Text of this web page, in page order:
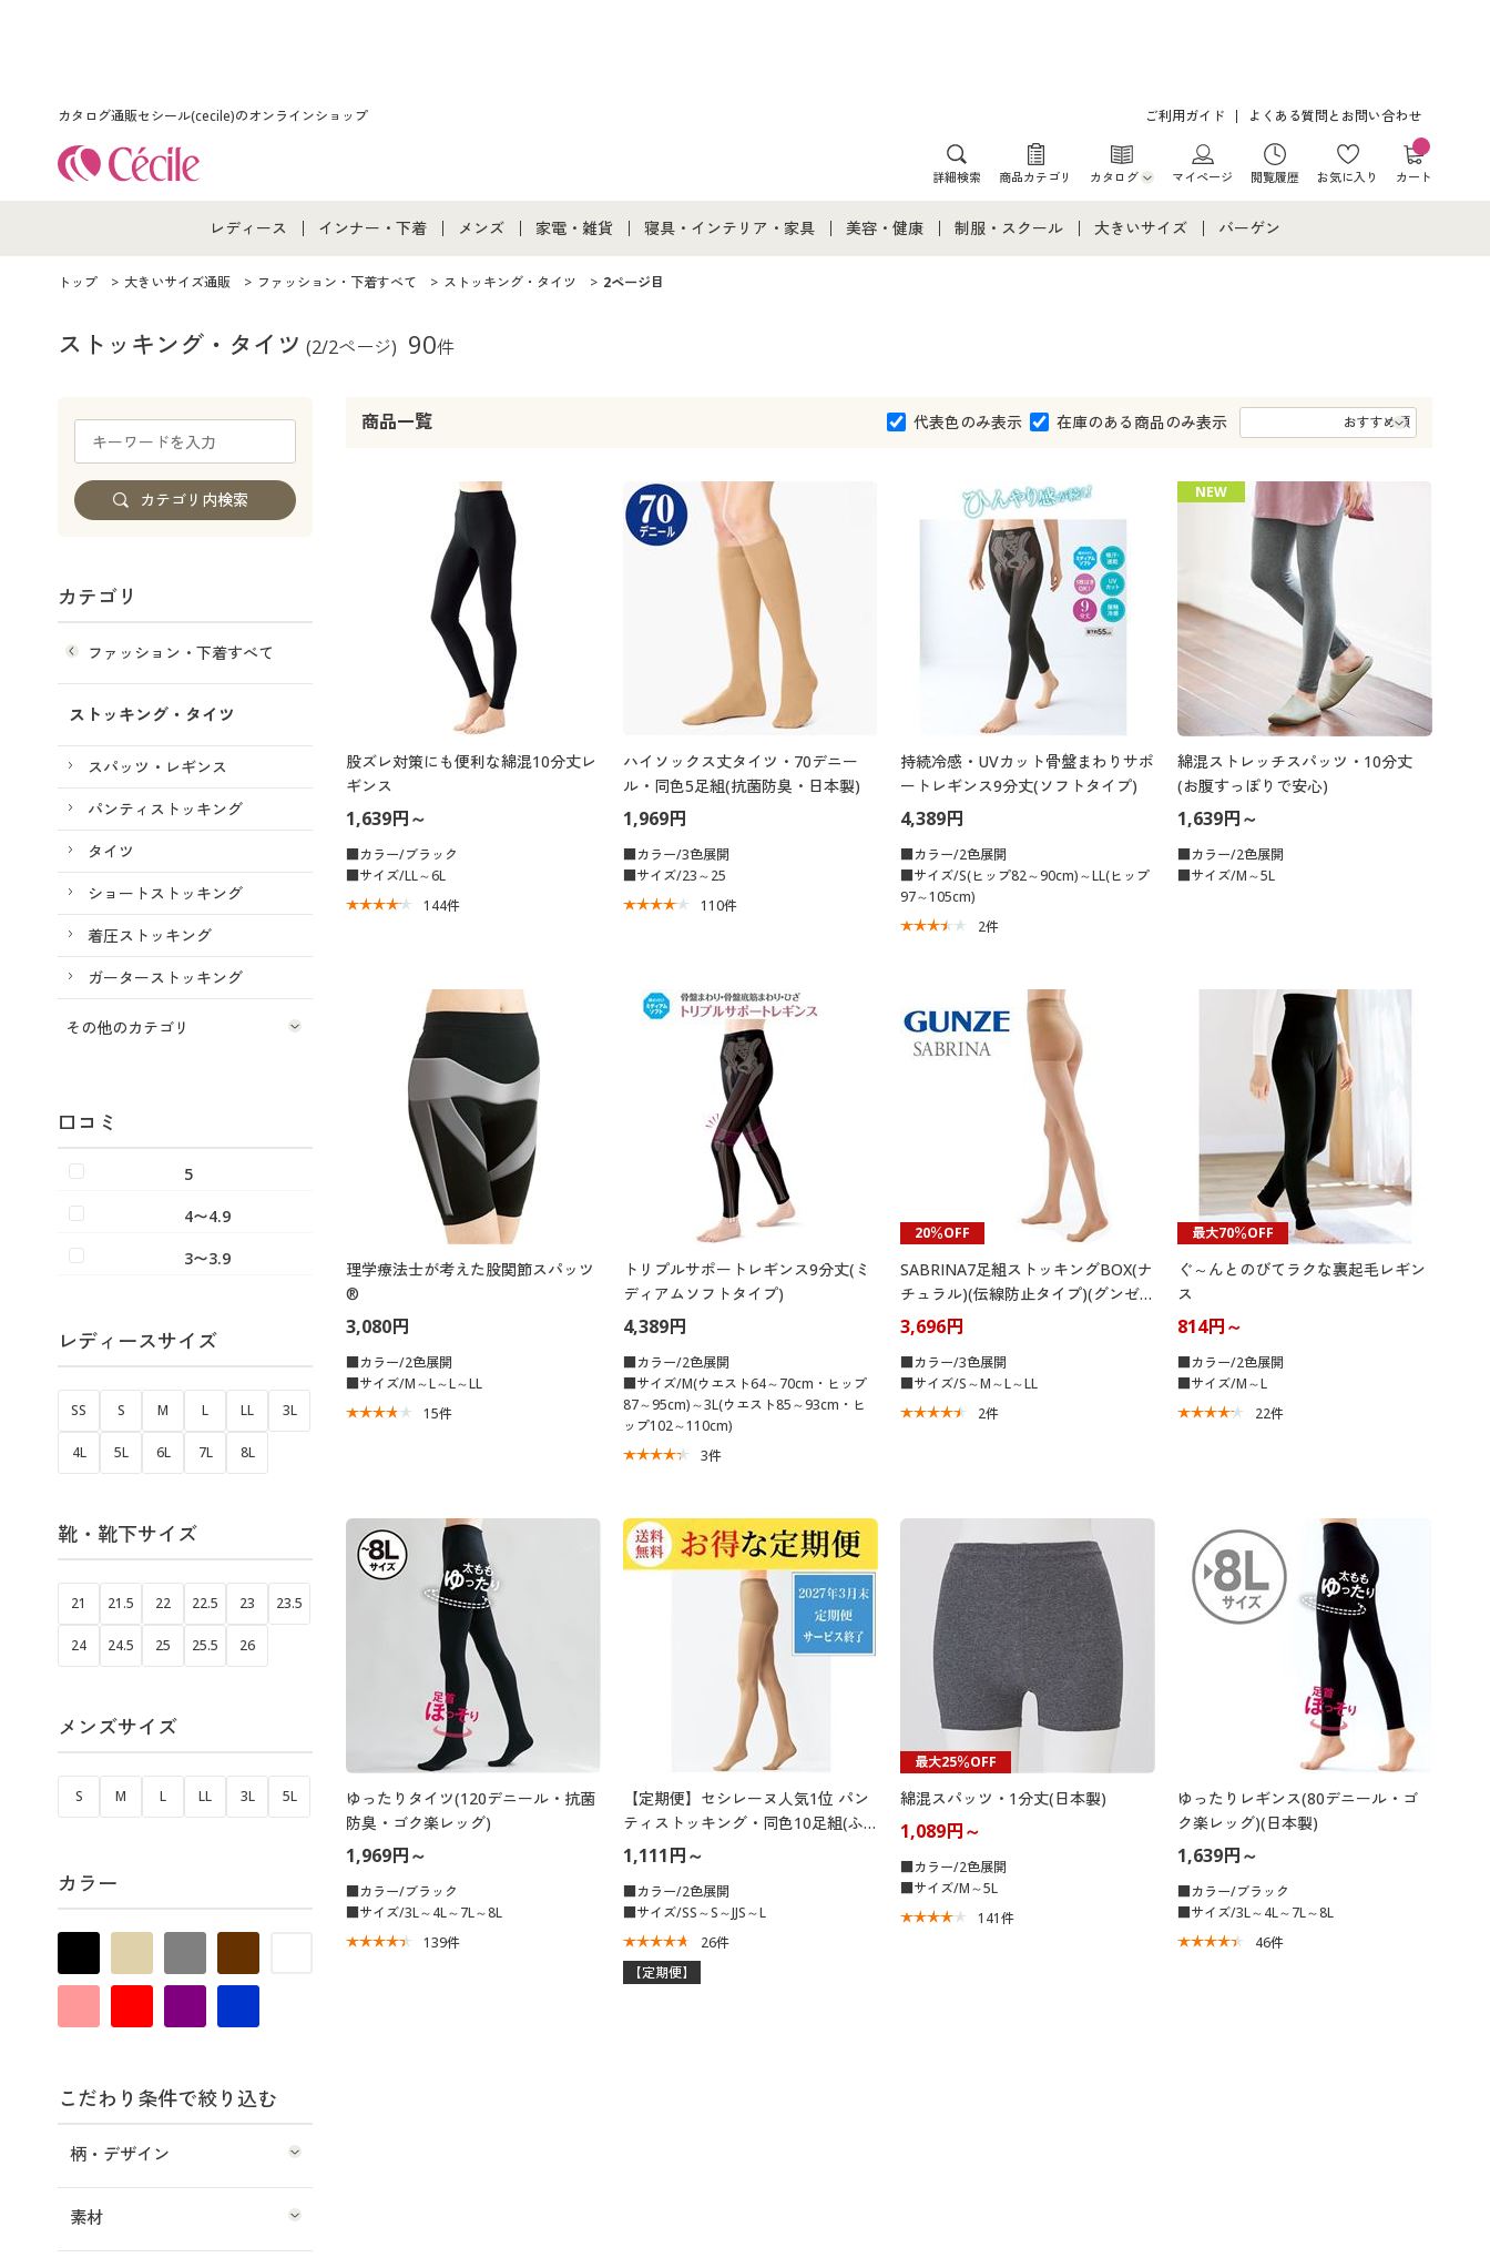
カタログ通販セシール(cecile)のオンラインショップ ご利用ガイド よくある質問とお問い合わせ
詳細検索 商品カテゴリ カタログ
カタログ・チラシからのご注文
マイページ 閲覧履歴 お気に入り カート
レディース
レディース通販すべて
レディースファッション
インナー・下着
インナー・下着通販すべて
メンズ
メンズ通販すべて
家電・雑貨
家電・雑貨すべて
寝具・インテリア・家具
寝具・インテリア・家具通販すべて
美容・健康 制服・スクール 大きいサイズ
大きいサイズ 事務・制服
バーゲン
トップ 大きいサイズ通販 ファッション・下着すべて ストッキング・タイツ 2ページ目
ストッキング・タイツ (2/2ページ) 90件
商品一覧 代表色のみ表示 在庫のある商品のみ表示
股ズレ対策にも便利な綿混10分丈レ
ギンス
1,639円～
■カラー/ブラック
■サイズ/LL～6L
144件
ハイソックス丈タイツ・70デニー
ル・同色5足組(抗菌防臭・日本製)
1,969円
■カラー/3色展開
■サイズ/23～25
110件
持続冷感・UVカット骨盤まわりサポ
ートレギンス9分丈(ソフトタイプ)
4,389円
■カラー/2色展開
■サイズ/S(ヒップ82～90cm)～LL(ヒップ
97～105cm)
2件
NEW
綿混ストレッチスパッツ・10分丈
(お腹すっぽりで安心)
1,639円～
■カラー/2色展開
■サイズ/M～5L
理学療法士が考えた股関節スパッツ
®
3,080円
■カラー/2色展開
■サイズ/M～L～L～LL
15件
トリプルサポートレギンス9分丈(ミ
ディアムソフトタイプ)
4,389円
■カラー/2色展開
■サイズ/M(ウエスト64～70cm・ヒップ
87～95cm)～3L(ウエスト85～93cm・ヒ
ップ102～110cm)
3件
20％OFF
SABRINA7足組ストッキングBOX(ナ
チュラル)(伝線防止タイプ)(グンゼ)
(サブリナ)
3,696円
■カラー/3色展開
■サイズ/S～M～L～LL
2件
最大70％OFF
ぐ～んとのびてラクな裏起毛レギン
ス
814円～
■カラー/2色展開
■サイズ/M～L
22件
ゆったりタイツ(120デニール・抗菌
防臭・ゴク楽レッグ)
1,969円～
■カラー/ブラック
■サイズ/3L～4L～7L～8L
139件
【定期便】セシレーヌ人気1位 パン
ティストッキング・同色10足組(ふ
んわり・ノーサポート・日本製)
1,111円～
■カラー/2色展開
■サイズ/SS～S～JJS～L
26件
【定期便】
最大25％OFF
綿混スパッツ・1分丈(日本製)
1,089円～
■カラー/2色展開
■サイズ/M～5L
141件
ゆったりレギンス(80デニール・ゴ
ク楽レッグ)(日本製)
1,639円～
■カラー/ブラック
■サイズ/3L～4L～7L～8L
46件
カテゴリ
ファッション・下着すべて
ストッキング・タイツ
スパッツ・レギンス
パンティストッキング
タイツ
ショートストッキング
着圧ストッキング
ガーターストッキング
その他のカテゴリ
口コミ
5
4〜4.9
3〜3.9
レディースサイズ
SS S M L LL 3L
4L 5L 6L 7L 8L
靴・靴下サイズ
21 21.5 22 22.5 23 23.5
24 24.5 25 25.5 26
メンズサイズ
S M L LL 3L 5L
カラー
こだわり条件で絞り込む
柄・デザイン
素材